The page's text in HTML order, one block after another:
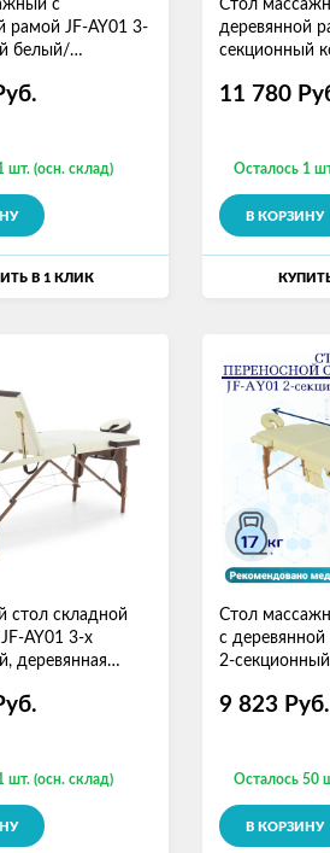
с
рамой JF-AY01 3-
белый/
шт. (осн. склад)
В 1 КЛИК
Стол
деревянной
секционный
11 780
Осталось 1
В КОРЗИНУ
стол складной
AY01 3-х
деревянная
шт. (осн. склад)
Стол
с
2-
9 823 Руб.
Осталось 50
В КОРЗИНУ